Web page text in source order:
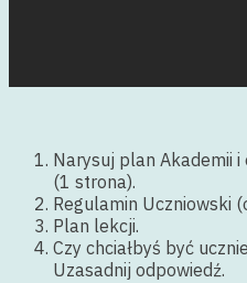
Narysuj plan Akademii
(1 strona).
Regulamin Uczniowski
Plan lekcji.
Czy chciałbyś być
Uzasadnij odpowiedź.